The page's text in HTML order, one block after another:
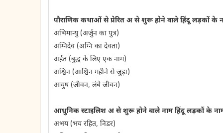
पौराणिक कथाओं से प्रेरित अ से शुरू होने वाले हिंदू लड़कों के
अभिमान्यु (अर्जुन का पुत्र)
अग्निदेव (अग्नि का देवता)
अर्हत (बुद्ध के लिए एक नाम)
अश्विन (आश्विन महीने से जुड़ा)
आयुष (जीवन, लंबे जीवन)
आधुनिक स्टाइलिश अ से शुरू होने वाले नाम हिंदू लड़कों के
अभय (भय रहित, निडर)